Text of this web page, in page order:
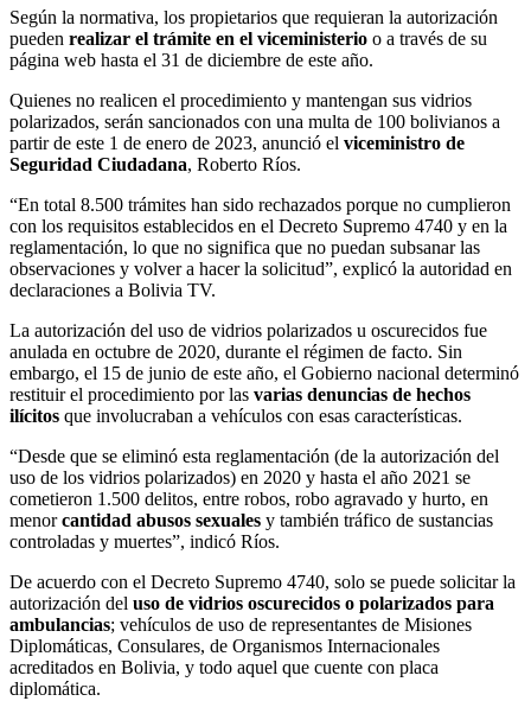
Según la normativa, los propietarios que requieran la autorización
pueden realizar el trámite en el viceministerio o a través de su
página web hasta el 31 de diciembre de este año.
Quienes no realicen el procedimiento y mantengan sus vidrios
polarizados, serán sancionados con una multa de 100 bolivianos a
partir de este 1 de enero de 2023, anunció el viceministro de
Seguridad Ciudadana, Roberto Ríos.
“En total 8.500 trámites han sido rechazados porque no cumplieron
con los requisitos establecidos en el Decreto Supremo 4740 y en la
reglamentación, lo que no significa que no puedan subsanar las
observaciones y volver a hacer la solicitud”, explicó la autoridad en
declaraciones a Bolivia TV.
La autorización del uso de vidrios polarizados u oscurecidos fue
anulada en octubre de 2020, durante el régimen de facto. Sin
embargo, el 15 de junio de este año, el Gobierno nacional determinó
restituir el procedimiento por las varias denuncias de hechos
ilícitos que involucraban a vehículos con esas características.
“Desde que se eliminó esta reglamentación (de la autorización del
uso de los vidrios polarizados) en 2020 y hasta el año 2021 se
cometieron 1.500 delitos, entre robos, robo agravado y hurto, en
menorcantidad abusos sexuales y también tráfico de sustancias
controladas y muertes”, indicó Ríos.
De acuerdo con el Decreto Supremo 4740, solo se puede solicitar la
autorización del uso de vidrios oscurecidos o polarizados para
ambulancias; vehículos de uso de representantes de Misiones
Diplomáticas, Consulares, de Organismos Internacionales
acreditados en Bolivia, y todo aquel que cuente con placa
diplomática.